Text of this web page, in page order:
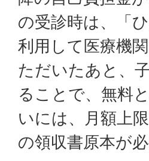
の受診時は、「
利用して医療機
ただいたあと、
ることで、無料
いには、月額上
の領収書原本が